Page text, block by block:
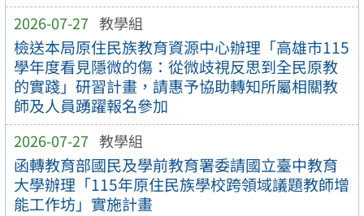
2026-07-27 教學組
檢送本局原住民族教育資源中心辦理「高雄市115
學年度看見隱微的傷：從微歧視反思到全民原教
的實踐」研習計畫，請惠予協助轉知所屬相關教
師及人員踴躍報名參加
2026-07-27 教學組
函轉教育部國民及學前教育署委請國立臺中教育
大學辦理「115年原住民族學校跨領域議題教師增
能工作坊」實施計畫